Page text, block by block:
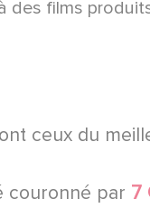
des films
ceux du
couronné par 7